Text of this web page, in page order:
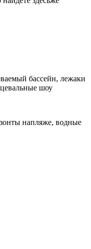
бассейн, лежаки
шоу
напляже, водные